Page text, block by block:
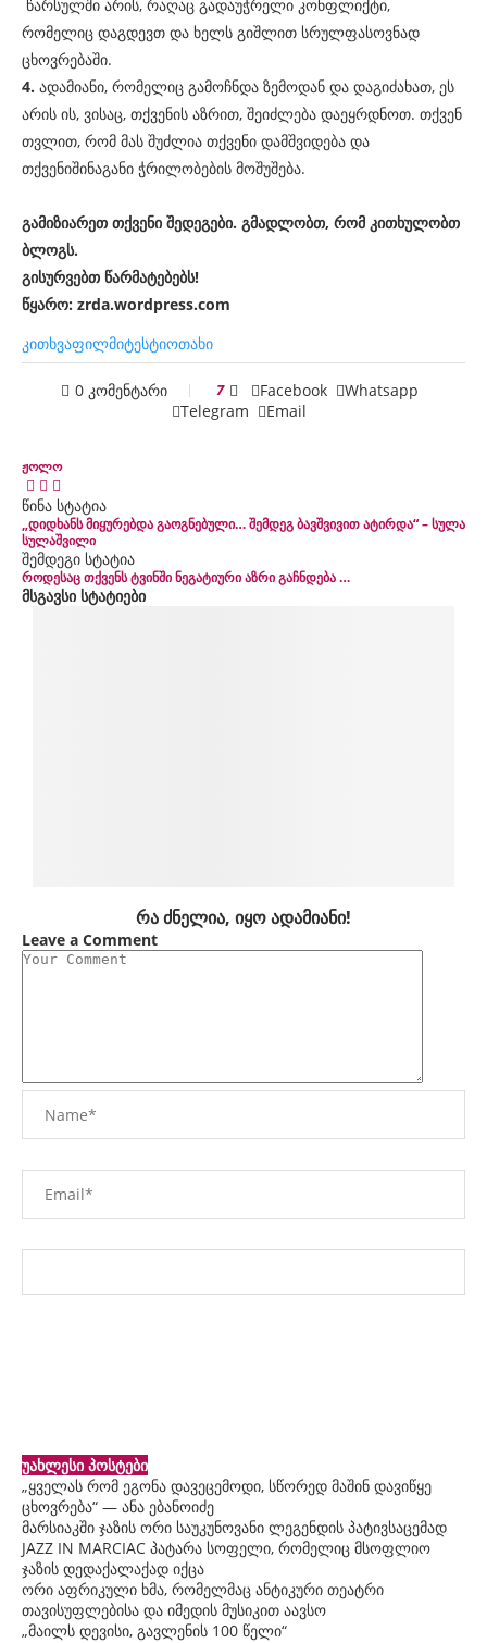
წარსულში არის, რაღაც გადაუჭრელი კონფლიქტი,
რომელიც დაგდევთ და ხელს გიშლით სრულფასოვნად
ცხოვრებაში.
4. ადამიანი, რომელიც გამოჩნდა ზემოდან და დაგიძახათ, ეს
არის ის, ვისაც, თქვენის აზრით, შეიძლება დაეყრდნოთ. თქვენ
თვლით, რომ მას შუძლია თქვენი დამშვიდება და
თქვენიშინაგანი ჭრილობების მოშუშება.
გამიზიარეთ თქვენი შედეგები. გმადლობთ, რომ კითხულობთ
ბლოგს.
გისურვებთ წარმატებებს!
წყარო: zrda.wordpress.com
კითხვაფილმიტესტიოთახი
0 კომენტარი 7 Facebook
Whatsapp
Telegram
Email
ჟოლო
წინა სტატია
„დიდხანს მიყურებდა გაოგნებული… შემდეგ ბავშვივით ატირდა“ – სულა
სულაშვილი
შემდეგი სტატია
როდესაც თქვენს ტვინში ნეგატიური აზრი გაჩნდება …
მსგავსი სტატიები
რა ძნელია, იყო ადამიანი!
Leave a Comment
უახლესი პოსტები
„ყველას რომ ეგონა დავეცემოდი, სწორედ მაშინ დავიწყე
ცხოვრება“ — ანა ებანოიძე
მარსიაკში ჯაზის ორი საუკუნოვანი ლეგენდის პატივსაცემად
JAZZ IN MARCIAC პატარა სოფელი, რომელიც მსოფლიო
ჯაზის დედაქალაქად იქცა
ორი აფრიკული ხმა, რომელმაც ანტიკური თეატრი
თავისუფლებისა და იმედის მუსიკით აავსო
„მაილს დევისი, გავლენის 100 წელი“